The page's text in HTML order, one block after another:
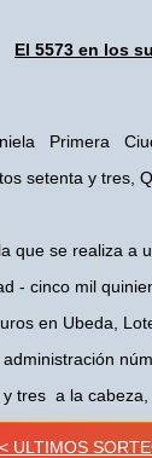
El 5573 en los
Primera
setenta y tres,
que se realiza a
- cinco mil
en Ubeda,
y tres a la
ULTIMOS